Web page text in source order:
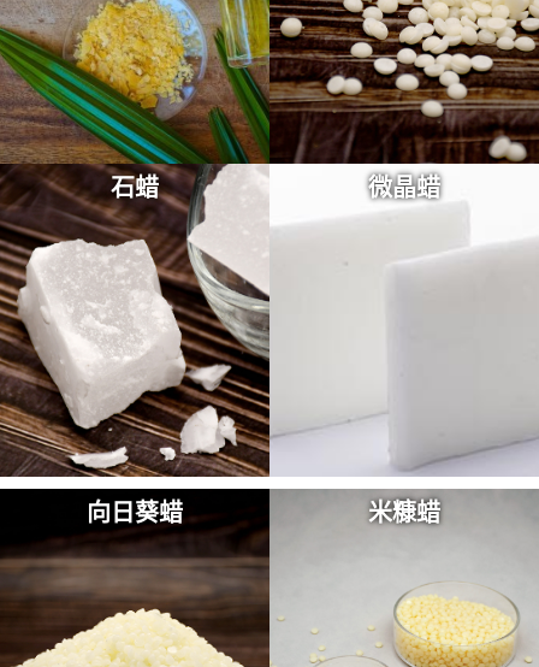
石蜡 微晶蜡
向日葵蜡 米糠蜡